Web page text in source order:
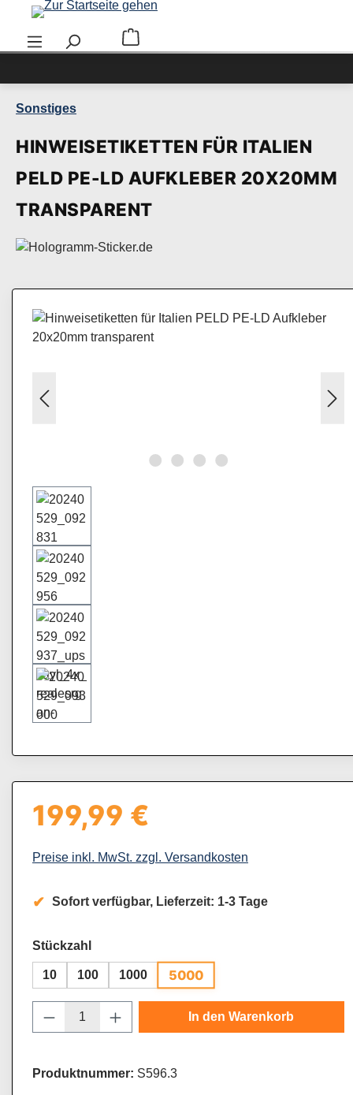
Zum Hauptinhalt springen
Warenkorb enthält 0 Positionen. Der
Sonstiges
HINWEISETIKETTEN FÜR ITALIEN
PELD PE-LD AUFKLEBER 20X20MM
TRANSPARENT
Bildergalerie überspringen
Regulärer Preis:
199,99 €
Preise inkl. MwSt. zzgl. Versandkosten
Sofort verfügbar, Lieferzeit: 1-3 Tage
Stückzahl auswählen
10 100 1000 5000
Produkt Anzahl: Gib den gewünschten
In den Warenkorb
Produktnummer: S596.3